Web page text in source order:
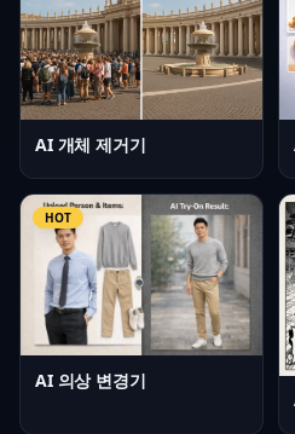
AI 개체 제거기
HOT
AI 의상 변경기